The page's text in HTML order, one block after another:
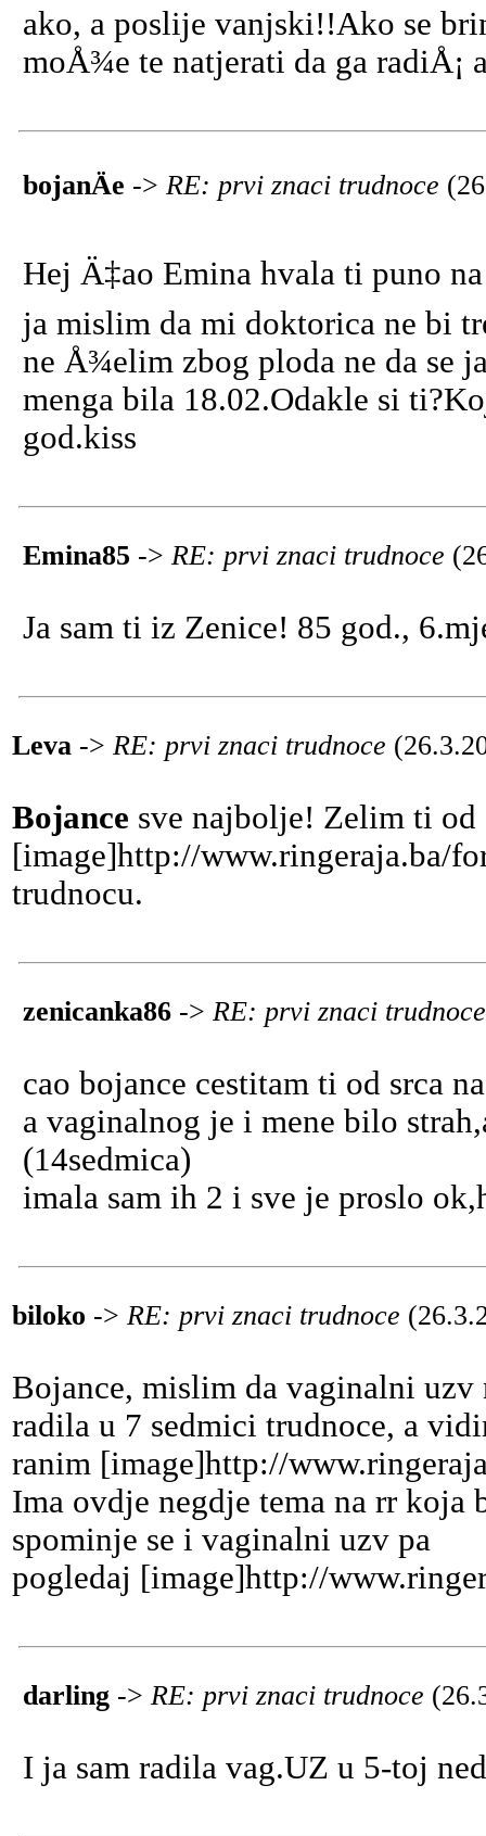
ako, a poslije vanjski!!Ako se
moÅ¾e te natjerati da ga radiÅ¡
bojanÄe -> RE: prvi znaci trudnoce
Hej Ä‡ao Emina hvala ti puno na
ja mislim da mi doktorica ne bi
ne Å¾elim zbog ploda ne da se
menga bila 18.02.Odakle si
god.kiss
Emina85 -> RE: prvi znaci trudnoce
Ja sam ti iz Zenice! 85 god.,
Leva -> RE: prvi znaci trudnoce
Bojance sve najbolje! Zelim ti od
[image]http://www.ringeraja.ba/
trudnocu.
zenicanka86 -> RE: prvi znaci
cao bojance cestitam ti od srca
a vaginalnog je i mene bilo
(14sedmica)
imala sam ih 2 i sve je proslo
biloko -> RE: prvi znaci trudnoce
Bojance, mislim da vaginalni uzv
radila u 7 sedmici trudnoce, a
ranim [image]http://
Ima ovdje negdje tema na rr
spominje se i vaginalni uzv pa
pogledaj [image]http://
darling -> RE: prvi znaci trudnoce
I ja sam radila vag.UZ u 5-toj